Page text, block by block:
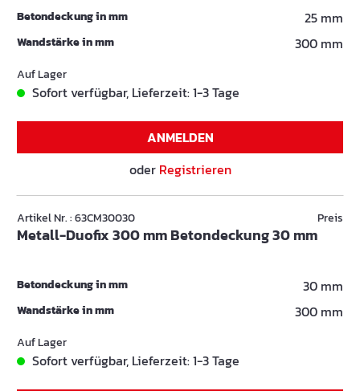
Betondeckung in mm 25 mm
Wandstärke in mm 300 mm
Auf Lager
Sofort verfügbar, Lieferzeit: 1-3 Tage
ANMELDEN
oder Registrieren
Artikel Nr. : 63CM30030
Metall-Duofix 300 mm Betondeckung 30 mm
Preis
Betondeckung in mm 30 mm
Wandstärke in mm 300 mm
Auf Lager
Sofort verfügbar, Lieferzeit: 1-3 Tage